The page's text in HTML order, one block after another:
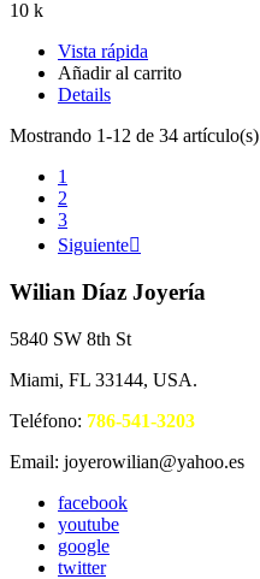
10 k
Vista rápida
Añadir al carrito
Details
Mostrando 1-12 de 34 artículo(s)
1
2
3
Siguiente
Wilian Díaz Joyería
5840 SW 8th St
Miami, FL 33144, USA.
Teléfono: 786-541-3203
Email: joyerowilian@yahoo.es
facebook
youtube
google
twitter